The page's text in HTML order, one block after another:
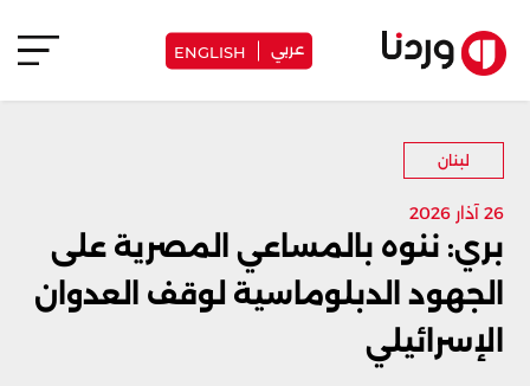
عربي ENGLISH
لبنان
26 آذار 2026
بري: ننوه بالمساعي المصرية على
الجهود الدبلوماسية لوقف العدوان
الإسرائيلي